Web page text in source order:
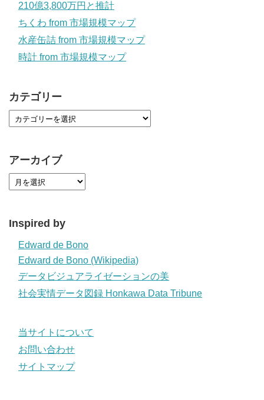
210億3,800万円と推計
ちくわ from 市場規模マップ
水産缶詰 from 市場規模マップ
時計 from 市場規模マップ
カテゴリー
アーカイブ
Inspired by
Edward de Bono
Edward de Bono (Wikipedia)
データビジュアライゼーションの美
社会実情データ図録 Honkawa Data Tribune
当サイトについて
お問い合わせ
サイトマップ